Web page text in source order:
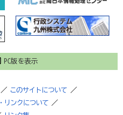
PC版を表示
／ このサイトについて
／
リンクについて
／